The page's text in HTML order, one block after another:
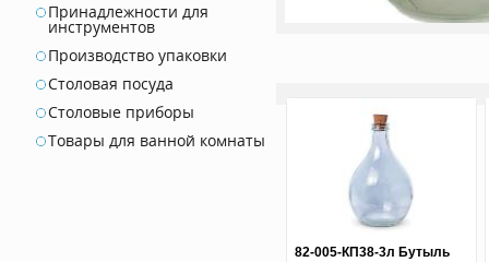
Принадлежности для
инструментов
Производство упаковки
Столовая посуда
Столовые приборы
Товары для ванной комнаты
82-005-КП38-3л Бутыль